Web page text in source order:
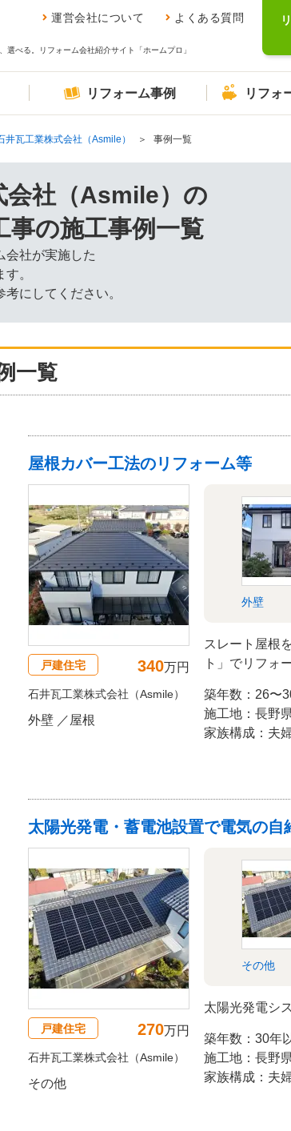
運営会社について よくある質問
選べる。リフォーム会社紹介サイト「ホームプロ」
リフォーム事例 リフォ
井瓦工業株式会社（Asmile） 事例一覧
会社（Asmile）の
事の施工事例一覧
会社が実施した
。
にしてください。
一覧
屋根カバー工法のリフォーム等
戸建住宅 340万円
石井瓦工業株式会社（Asmile）
外壁 ／屋根
外壁
スレート屋根
ト」でリフォ
築年数：26〜
施工地：長野
家族構成：夫
太陽光発電・蓄電池設置で電気の自
戸建住宅 270万円
石井瓦工業株式会社（Asmile）
その他
その他
太陽光発電シ
築年数：30年
施工地：長野
家族構成：夫